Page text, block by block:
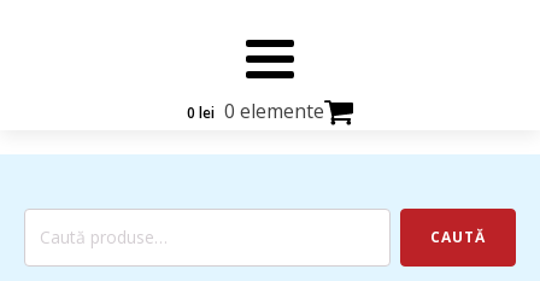
0 lei 0 elemente
Caută
CAUTĂ